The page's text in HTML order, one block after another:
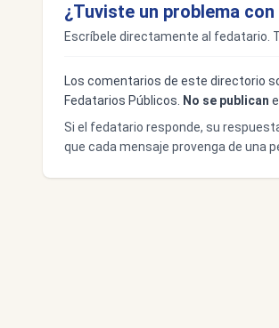
¿Tuviste un problema
Escríbele directamente al fedatario.
Los comentarios de este directorio
Fedatarios Públicos.
No se publican
Si el fedatario responde, su
que cada mensaje provenga de una